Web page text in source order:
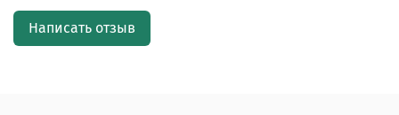
Написать отзыв